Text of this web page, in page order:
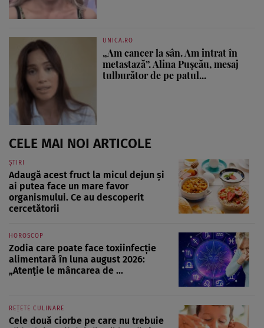
UNICA.RO
„Am cancer la sân. Am intrat în
metastază”. Alina Pușcău, mesaj
tulburător de pe patul...
CELE MAI NOI ARTICOLE
ȘTIRI
Adaugă acest fruct la micul dejun și
ai putea face un mare favor
organismului. Ce au descoperit
cercetătorii
HOROSCOP
Zodia care poate face toxiinfecție
alimentară în luna august 2026:
„Atenție le mâncarea de ...
REȚETE CULINARE
Cele două ciorbe pe care nu trebuie